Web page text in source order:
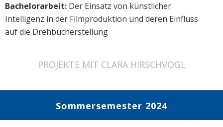
Bachelorarbeit: Der Einsatz von künstlicher
Intelligenz in der Filmproduktion und deren Einfluss
auf die Drehbucherstellung
PROJEKTE MIT CLARA HIRSCHVOGL
Sommersemester 2024